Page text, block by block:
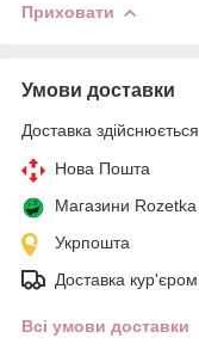
Приховати
Умови доставки
Доставка
Нова Пошта
Магазини Rozetka
Укрпошта
Доставка кур'єром
Всі умови доставки